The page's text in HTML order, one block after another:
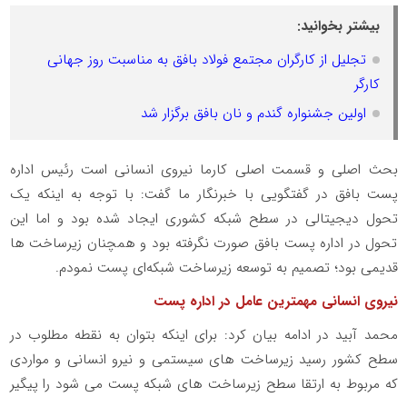
بیشتر بخوانید:
تجلیل از کارگران مجتمع فولاد بافق به مناسبت روز جهانی
کارگر
اولین جشنواره گندم و نان بافق برگزار شد
بحث اصلی و قسمت اصلی کارما نیروی انسانی است رئیس اداره
پست بافق در گفتگویی با خبرنگار ما گفت: با توجه به اینکه یک
تحول دیجیتالی در سطح شبکه کشوری ایجاد شده بود و اما این
تحول در اداره پست بافق صورت نگرفته بود و همچنان زیرساخت ها
قدیمی بود؛ تصمیم به توسعه زیرساخت شبکه‌ای پست نمودم.
نیروی انسانی مهمترین عامل در اداره پست
محمد آبید در ادامه بیان کرد: برای اینکه بتوان به نقطه مطلوب در
سطح کشور رسید زیرساخت های سیستمی و نیرو انسانی و مواردی
که مربوط به ارتقا سطح زیرساخت های شبکه پست می شود را پیگیر